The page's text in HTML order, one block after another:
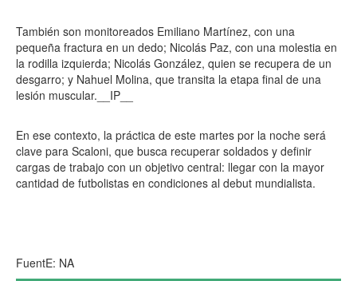
También son monitoreados Emiliano Martínez, con una
pequeña fractura en un dedo; Nicolás Paz, con una molestia en
la rodilla izquierda; Nicolás González, quien se recupera de un
desgarro; y Nahuel Molina, que transita la etapa final de una
lesión muscular.__IP__
En ese contexto, la práctica de este martes por la noche será
clave para Scaloni, que busca recuperar soldados y definir
cargas de trabajo con un objetivo central: llegar con la mayor
cantidad de futbolistas en condiciones al debut mundialista.
FuentE: NA